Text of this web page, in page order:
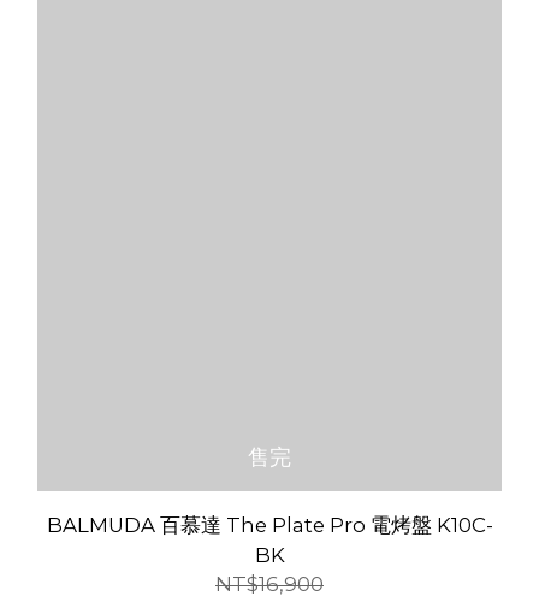
售完
BALMUDA 百慕達 The Plate Pro 電烤盤 K10C-
BK
NT$16,900